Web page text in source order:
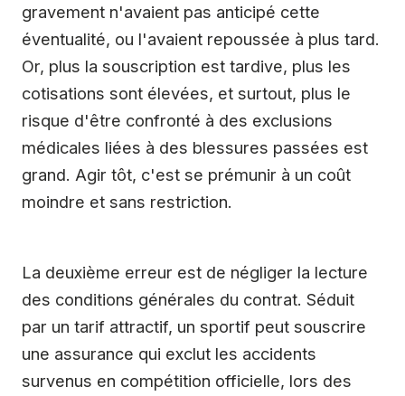
gravement n'avaient pas anticipé cette
éventualité, ou l'avaient repoussée à plus tard.
Or, plus la souscription est tardive, plus les
cotisations sont élevées, et surtout, plus le
risque d'être confronté à des exclusions
médicales liées à des blessures passées est
grand. Agir tôt, c'est se prémunir à un coût
moindre et sans restriction.
La deuxième erreur est de négliger la lecture
des conditions générales du contrat. Séduit
par un tarif attractif, un sportif peut souscrire
une assurance qui exclut les accidents
survenus en compétition officielle, lors des